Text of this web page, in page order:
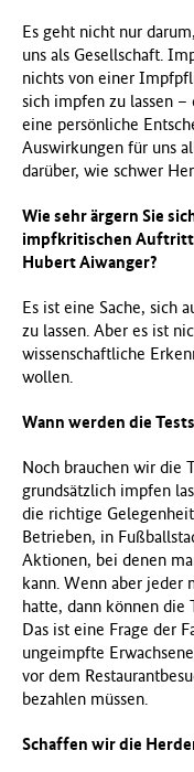
M
G
)
Es geht nicht nur
uns als Gesellschaft.
nichts von einer
sich impfen zu lassen –
eine persönliche
Auswirkungen für uns
darüber, wie schwer
Wie sehr ärgern Sie
impfkritischen
Hubert Aiwanger?
Es ist eine Sache, sich
zu lassen. Aber es ist
wissenschaftliche
wollen.
Wann werden die
Noch brauchen wir die
grundsätzlich impfen
die richtige
Betrieben, in
Aktionen, bei denen
kann. Wenn aber jeder
hatte, dann können die
Das ist eine Frage der
ungeimpfte
vor dem
bezahlen müssen.
Schaffen wir die